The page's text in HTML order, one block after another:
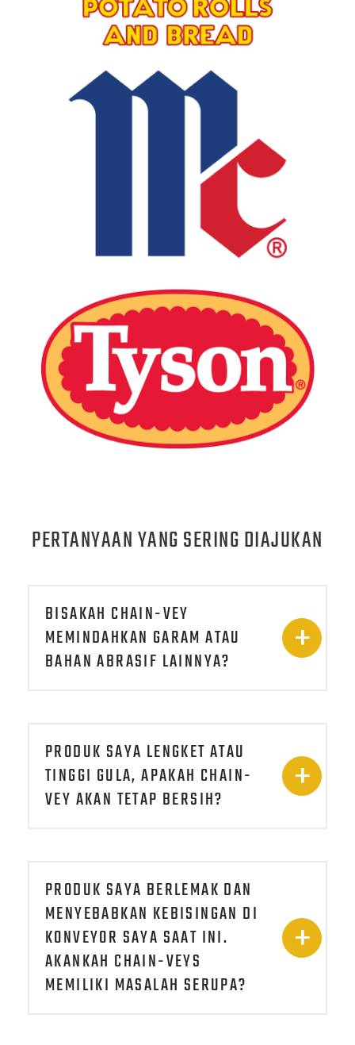
PERTANYAAN YANG SERING DIAJUKAN
BISAKAH CHAIN-VEY
MEMINDAHKAN GARAM ATAU
BAHAN ABRASIF LAINNYA?
PRODUK SAYA LENGKET ATAU
TINGGI GULA, APAKAH CHAIN-
VEY AKAN TETAP BERSIH?
PRODUK SAYA BERLEMAK DAN
MENYEBABKAN KEBISINGAN DI
KONVEYOR SAYA SAAT INI.
AKANKAH CHAIN-VEYS
MEMILIKI MASALAH SERUPA?